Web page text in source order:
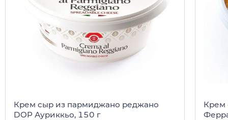
Крем сыр из пармиджано реджано
DOP Ауриккьо, 150 г
Крем